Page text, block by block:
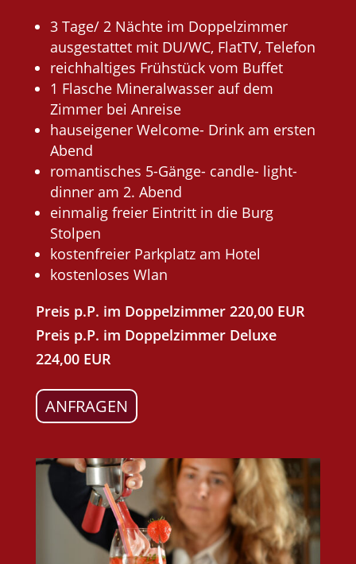
3 Tage/ 2 Nächte im Doppelzimmer
ausgestattet mit DU/WC, FlatTV, Telefon
reichhaltiges Frühstück vom Buffet
1 Flasche Mineralwasser auf dem
Zimmer bei Anreise
hauseigener Welcome- Drink am ersten
Abend
romantisches 5-Gänge- candle- light-
dinner am 2. Abend
einmalig freier Eintritt in die Burg
Stolpen
kostenfreier Parkplatz am Hotel
kostenloses Wlan
Preis p.P. im Doppelzimmer 220,00 EUR
Preis p.P. im Doppelzimmer Deluxe
224,00 EUR
ANFRAGEN